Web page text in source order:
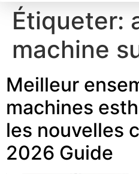
Étiqueter:
machine
Meilleur
machines
les nouvelles
2026 Guide